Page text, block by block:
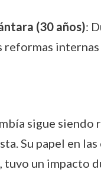
(30 años):
sigue
Su papel en
tuvo un